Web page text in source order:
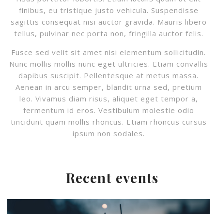
finibus, eu tristique justo vehicula. Suspendisse
sagittis consequat nisi auctor gravida. Mauris libero
tellus, pulvinar nec porta non, fringilla auctor felis.
Fusce sed velit sit amet nisi elementum sollicitudin.
Nunc mollis mollis nunc eget ultricies. Etiam convallis
dapibus suscipit. Pellentesque at metus massa.
Aenean in arcu semper, blandit urna sed, pretium
leo. Vivamus diam risus, aliquet eget tempor a,
fermentum id eros. Vestibulum molestie odio
tincidunt quam mollis rhoncus. Etiam rhoncus cursus
ipsum non sodales.
Recent events